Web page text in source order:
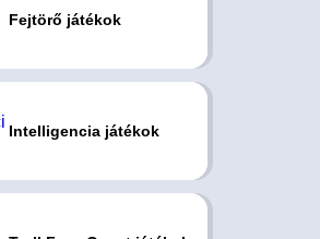
Fejtörő játékok
Intelligencia játékok